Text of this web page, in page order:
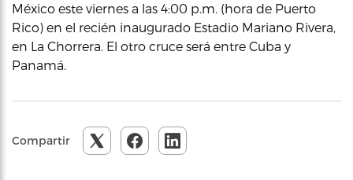
México este viernes a las 4:00 p.m. (hora de Puerto
Rico) en el recién inaugurado Estadio Mariano Rivera,
en La Chorrera. El otro cruce será entre Cuba y
Panamá.
Compartir